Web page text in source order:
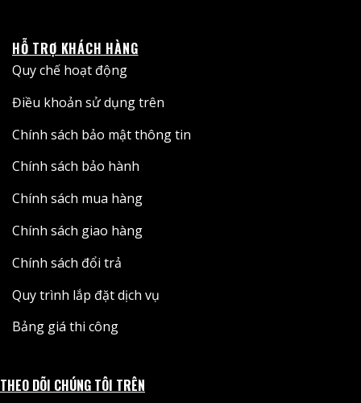
HỖ TRỢ KHÁCH HÀNG
Quy chế hoạt động
Điều khoản sử dụng trên
Chính sách bảo mật thông tin
Chính sách bảo hành
Chính sách mua hàng
Chính sách giao hàng
Chính sách đổi trả
Quy trình lắp đặt dịch vụ
Bảng giá thi công
THEO DÕI CHÚNG TÔI TRÊN